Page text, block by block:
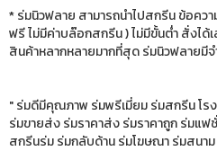
* ร่มนิวฟลาย สามารถนำไปสกรีน ข้อคว
ฟรี ไม่มีค่าบล๊อกสกรีน ) ไม่มีขั้นต่ำ สั่งไ
สินค้าหลากหลายมากที่สุด ร่มนิวฟลายมีจ
" ร่มดีมีคุณภาพ ร่มพรีเมี่ยม ร่มสกรีน โร
ร่มขายส่ง ร่มราคาส่ง ร่มราคาถูก ร่มแ
สกรีนร่ม ร่มกลับด้าน ร่มโฆษณา ร่มสนาม